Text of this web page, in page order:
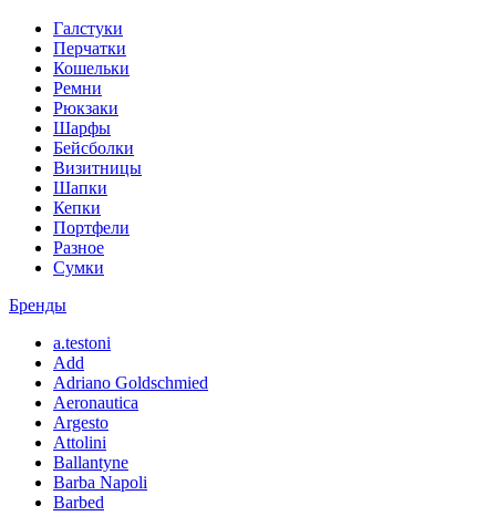
Галстуки
Перчатки
Кошельки
Ремни
Рюкзаки
Шарфы
Бейсболки
Визитницы
Шапки
Кепки
Портфели
Разное
Сумки
Бренды
a.testoni
Add
Adriano Goldschmied
Aeronautica
Argesto
Attolini
Ballantyne
Barba Napoli
Barbed